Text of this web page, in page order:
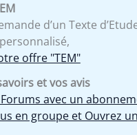
d’un Texte
offre "TEM"
et vos avis
Forums avec un
en groupe et Ouvrez